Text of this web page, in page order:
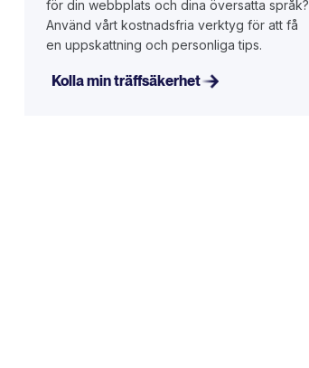
för din webbplats och dina översatta språk?
Använd vårt kostnadsfria verktyg för att få
en uppskattning och personliga tips.
Kolla min träffsäkerhet